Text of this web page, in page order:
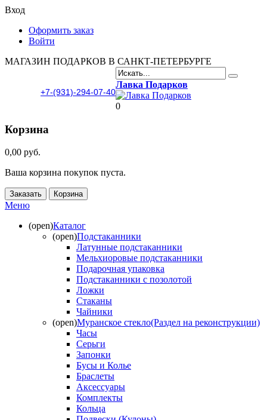
Вход
Оформить заказ
Войти
МАГАЗИН ПОДАРКОВ В САНКТ-ПЕТЕРБУРГЕ
+7-(931)-294-07-40
Лавка Подарков
0
Корзина
0,00 руб.
Ваша корзина покупок пуста.
Заказать Корзина
Меню
(open)Каталог
(open)Подстаканники
Латунные подстаканники
Мельхиоровые подстаканники
Подарочная упаковка
Подстаканники с позолотой
Ложки
Стаканы
Чайники
(open)Муранское стекло(Раздел на реконструкции)
Часы
Серьги
Запонки
Бусы и Колье
Браслеты
Аксессуары
Комплекты
Кольца